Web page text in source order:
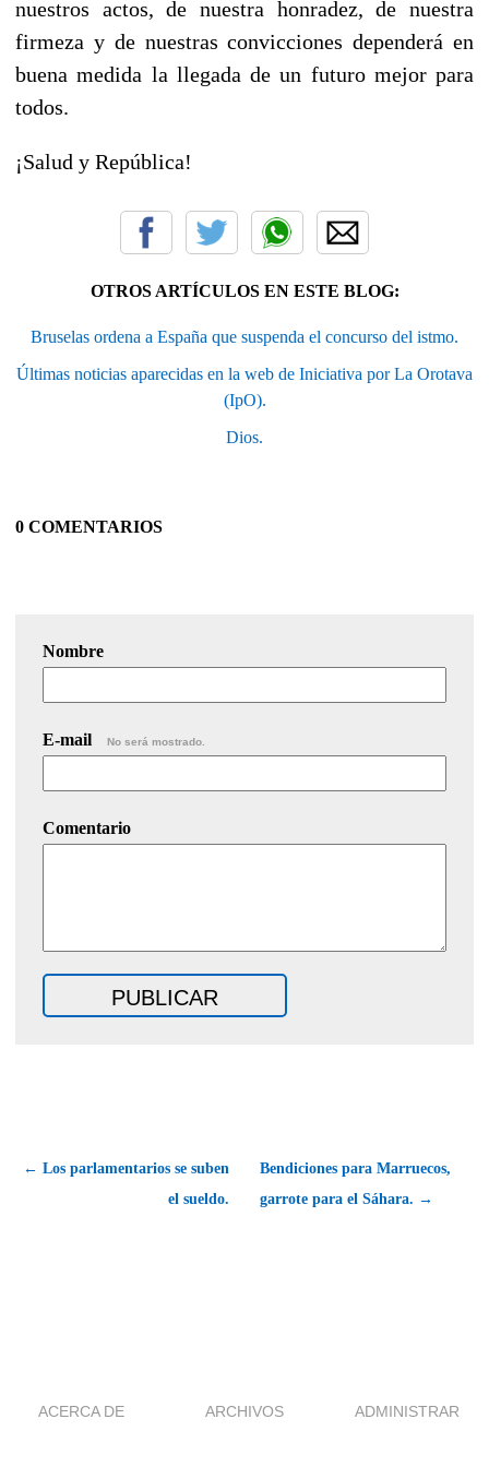
nuestros actos, de nuestra honradez, de nuestra
firmeza y de nuestras convicciones dependerá en
buena medida la llegada de un futuro mejor para
todos.
¡Salud y República!
OTROS ARTÍCULOS EN ESTE BLOG:
Bruselas ordena a España que suspenda el concurso del istmo.
Últimas noticias aparecidas en la web de Iniciativa por La Orotava
(IpO).
Dios.
0 COMENTARIOS
Nombre
E-mail No será mostrado.
Comentario
← Los parlamentarios se suben
el sueldo.
Bendiciones para Marruecos,
garrote para el Sáhara. →
ACERCA DE ARCHIVOS ADMINISTRAR